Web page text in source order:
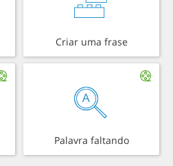
Criar uma frase
Palavra faltando